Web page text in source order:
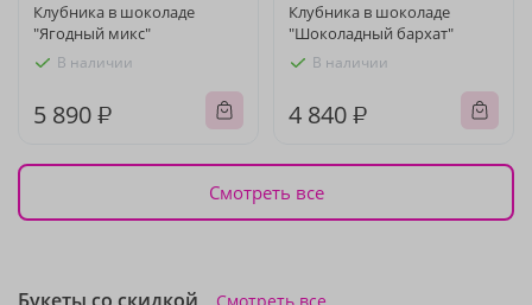
Клубника в шоколаде
"Ягодный микс"
В наличии
5 890 ₽
Клубника в шоколаде
"Шоколадный бархат"
В наличии
4 840 ₽
Смотреть все